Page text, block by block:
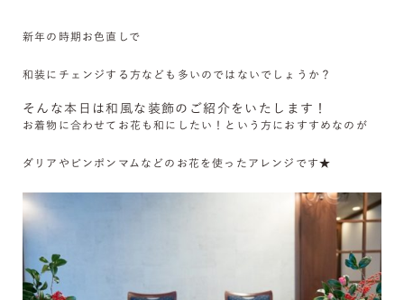
新年の時期お色直しで
和装にチェンジする方なども多いのではないでしょうか ？
そんな本日は和風な装飾のご紹介をいたします！
お着物に合わせてお花も和にしたい！という方におすすめなのが
ダリアやピンポンマムなどのお花を使ったアレンジです★